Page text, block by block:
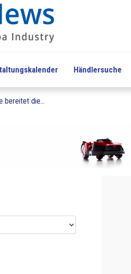
Händlersuche
bereitet die...